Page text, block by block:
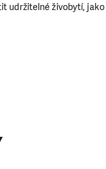
udržitelné živobytí, jako
NÁS!